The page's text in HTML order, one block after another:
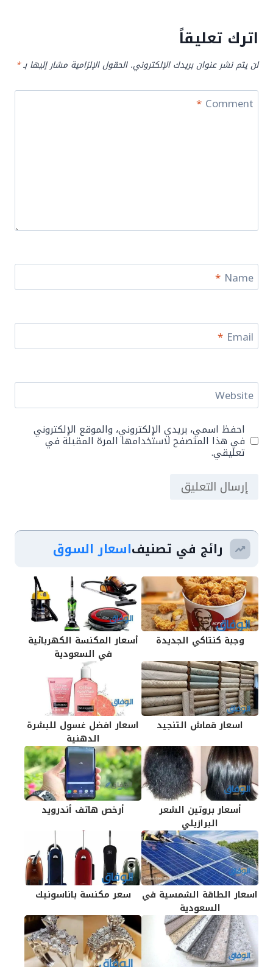
اترك تعليقاً
لن يتم نشر عنوان بريدك الإلكتروني. الحقول الإلزامية مشار إليها بـ*
Comment
*
Name
*
Email
*
Website
احفظ اسمي، بريدي الإلكتروني، والموقع الإلكتروني
في هذا المتصفح لاستخدامها المرة المقبلة في
تعليقي.
رائج في تصنيفاسعار السوق
وجبة كنتاكي الجديدة
أسعار المكنسة الكهربائية
في السعودية
اسعار قماش التنجيد
اسعار افضل غسول للبشرة
الدهنية
أسعار بروتين الشعر
البرازيلي
أرخص هاتف أندرويد
اسعار الطاقة الشمسية في
السعودية
سعر مكنسة باناسونيك